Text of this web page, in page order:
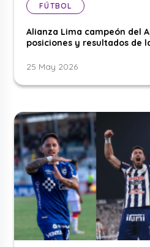
FÚTBOL
Alianza Lima campeón del
posiciones y resultados de
25 May 2026